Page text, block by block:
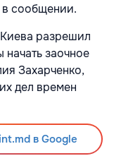
в сообщении.
разрешил
заочное
Захарченко,
дел времен
в Google